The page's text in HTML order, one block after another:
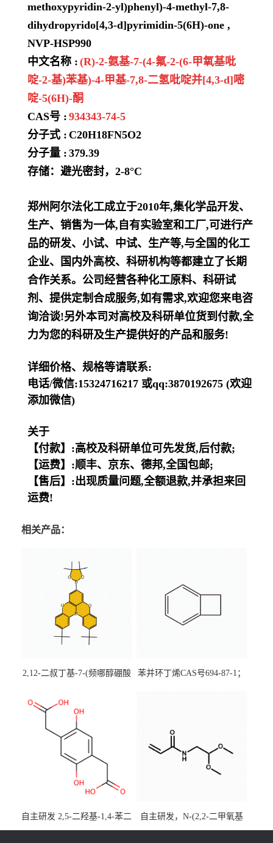
methoxypyridin-2-yl)phenyl)-4-methyl-7,8-
dihydropyrido[4,3-d]pyrimidin-5(6H)-one ,
NVP-HSP990
中文名称 : (R)-2-氨基-7-(4-氟-2-(6-甲氧基吡
啶-2-基)苯基)-4-甲基-7,8-二氢吡啶并[4,3-d]嘧
啶-5(6H)-酮
CAS号 : 934343-74-5
分子式 : C20H18FN5O2
分子量 : 379.39
存储：避光密封，2-8°C
郑州阿尔法化工成立于2010年,集化学品开发、
生产、销售为一体,自有实验室和工厂,可进行产
品的研发、小试、中试、生产等,与全国的化工
企业、国内外高校、科研机构等都建立了长期
合作关系。公司经营各种化工原料、科研试
剂、提供定制合成服务,如有需求,欢迎您来电咨
询洽谈!另外本司对高校及科研单位货到付款,全
力为您的科研及生产提供好的产品和服务!
详细价格、规格等请联系:
电话/微信:15324716217 或qq:3870192675 (欢迎
添加微信)
关于
【付款】:高校及科研单位可先发货,后付款;
【运费】:顺丰、京东、德邦,全国包邮;
【售后】:出现质量问题,全额退款,并承担来回
运费!
相关产品：
2,12-二叔丁基-7-(频哪醇硼酸
[3,2,1-de]蒽CAS号2648896-
装，实验室现货直发
苯并环丁烯CAS号694-87-1；
自主研发 2,5-二羟基-1,4-苯二
乙酸CAS号5488-16-4；公斤
自主研发，N-(2,2-二甲氧基
乙基)丙烯酰胺CAS号49707-